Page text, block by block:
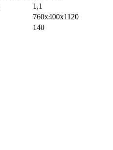
1,1
760х400х1120
140